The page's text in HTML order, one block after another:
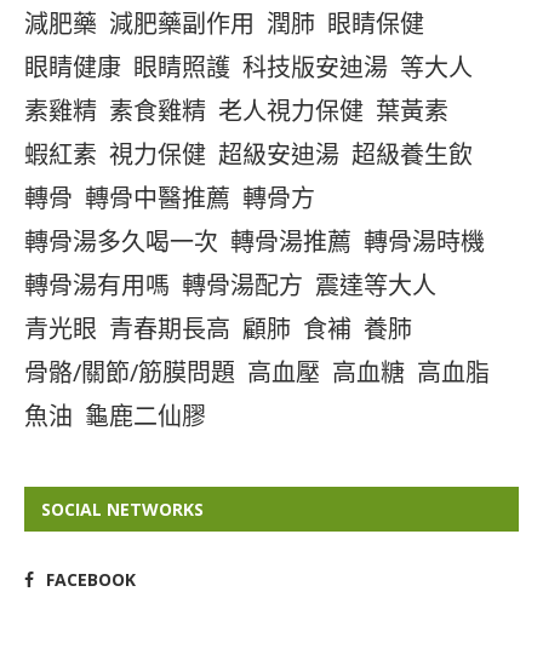
減肥藥 減肥藥副作用 潤肺 眼睛保健
眼睛健康 眼睛照護 科技版安迪湯 等大人
素雞精 素食雞精 老人視力保健 葉黃素
蝦紅素 視力保健 超級安迪湯 超級養生飲
轉骨 轉骨中醫推薦 轉骨方
轉骨湯多久喝一次 轉骨湯推薦 轉骨湯時機
轉骨湯有用嗎 轉骨湯配方 震達等大人
青光眼 青春期長高 顧肺 食補 養肺
骨骼/關節/筋膜問題 高血壓 高血糖 高血脂
魚油 龜鹿二仙膠
SOCIAL NETWORKS
FACEBOOK